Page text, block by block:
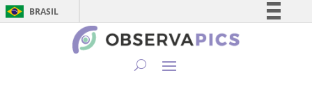
BRASIL
Simplifique!